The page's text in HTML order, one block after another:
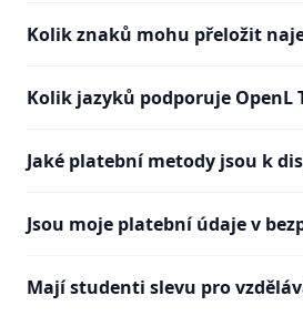
Kolik znaků mohu přeložit
Kolik jazyků podporuje OpenL
Jaké platební metody jsou k
Jsou moje platební údaje v
Mají studenti slevu pro